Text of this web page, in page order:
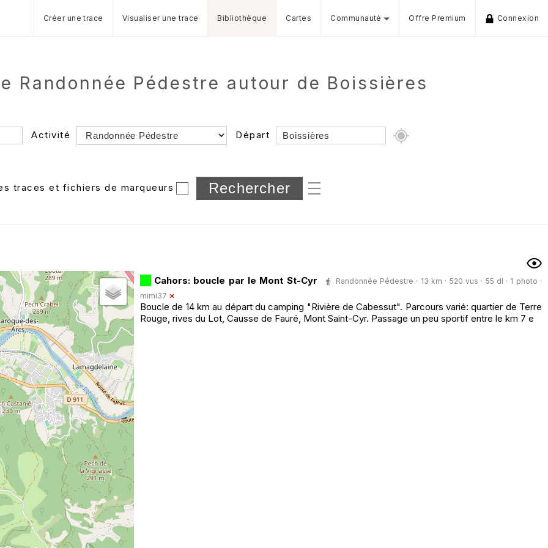
Créer une trace Visualiser une trace Bibliothèque Cartes Communauté Offre Premium Connexion
Randonnée Pédestre autour de Boissières
Activité Départ
Dossier
et sous-dossiers
traces et fichiers de marqueurs
Cahors: boucle par le Mont St-Cyr
Randonnée Pédestre · 13 km · 520 vus · 55 dl · 1 photo ·
mimi37
Boucle de 14 km au départ du camping "Rivière de Cabessut". Parcours varié: quartier de Terre
Rouge, rives du Lot, Causse de Fauré, Mont Saint-Cyr. Passage un peu sportif entre le km 7 e